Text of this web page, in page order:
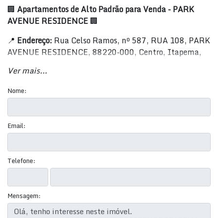
🏢 Apartamentos de Alto Padrão para Venda - PARK
AVENUE RESIDENCE🏢
📍 Endereço: Rua Celso Ramos, nº 587, RUA 108, PARK
AVENUE RESIDENCE, 88220-000, Centro, Itapema,
💰Preço:R$ 2.286.900,00 até R$ 2.891.900,00
🏠Tipo:
🛌Suítes:3 - 4
🚗
Salas:
📏Área Total:225 m²
📏Área Privada:
📏Área Útil:111 - 133,8 m²
Ver mais...
Nome:
Email:
Telefone:
Mensagem: